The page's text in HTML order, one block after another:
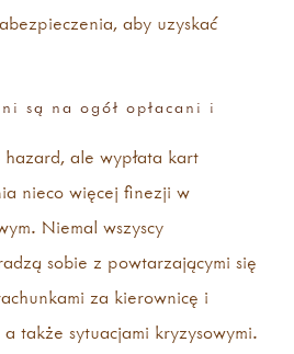
aby uzyskać
są na ogół opłacani i
ale wypłata kart
nieco więcej finezji w
Niemal wszyscy
sobie z powtarzającymi się
za kierownicę i
także sytuacjami kryzysowymi.